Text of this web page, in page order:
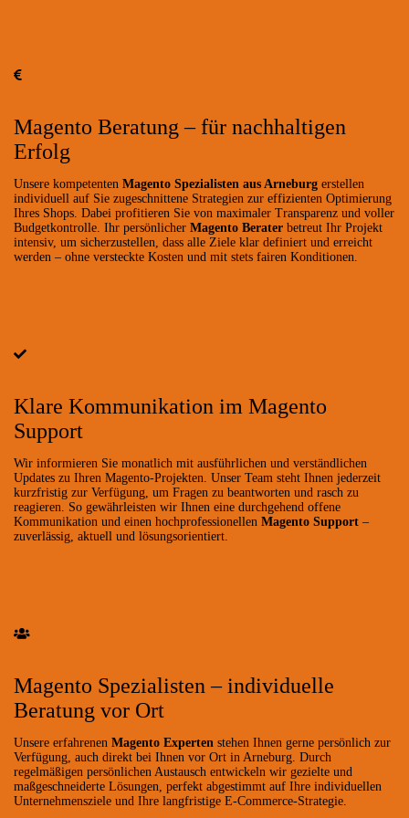
Magento Beratung – für nachhaltigen
Erfolg
Unsere kompetenten Magento Spezialisten aus Arneburg erstellen
individuell auf Sie zugeschnittene Strategien zur effizienten Optimierung
Ihres Shops. Dabei profitieren Sie von maximaler Transparenz und voller
Budgetkontrolle. Ihr persönlicher Magento Berater betreut Ihr Projekt
intensiv, um sicherzustellen, dass alle Ziele klar definiert und erreicht
werden – ohne versteckte Kosten und mit stets fairen Konditionen.
Klare Kommunikation im Magento
Support
Wir informieren Sie monatlich mit ausführlichen und verständlichen
Updates zu Ihren Magento-Projekten. Unser Team steht Ihnen jederzeit
kurzfristig zur Verfügung, um Fragen zu beantworten und rasch zu
reagieren. So gewährleisten wir Ihnen eine durchgehend offene
Kommunikation und einen hochprofessionellen Magento Support –
zuverlässig, aktuell und lösungsorientiert.
Magento Spezialisten – individuelle
Beratung vor Ort
Unsere erfahrenen Magento Experten stehen Ihnen gerne persönlich zur
Verfügung, auch direkt bei Ihnen vor Ort in Arneburg. Durch
regelmäßigen persönlichen Austausch entwickeln wir gezielte und
maßgeschneiderte Lösungen, perfekt abgestimmt auf Ihre individuellen
Unternehmensziele und Ihre langfristige E-Commerce-Strategie.